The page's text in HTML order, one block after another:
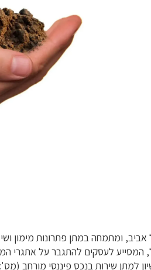
ומתמחה במתן פתרונות מימון
מוביל, המסייע לעסקים להתגבר על